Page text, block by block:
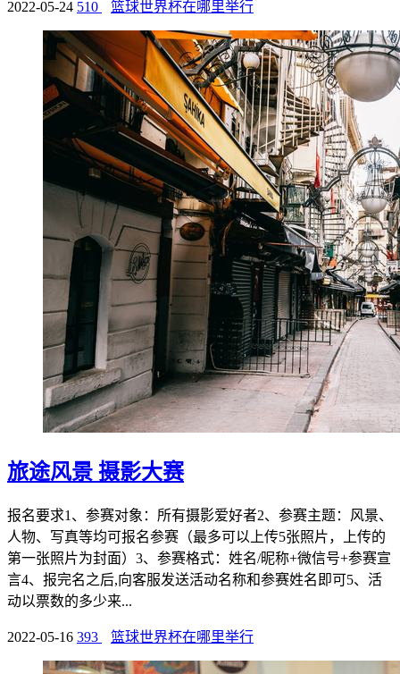
2022-05-24 510 篮球世界杯在哪里举行
旅途风景 摄影大赛
报名要求1、参赛对象：所有摄影爱好者2、参赛主题：风景、
人物、写真等均可报名参赛（最多可以上传5张照片，上传的
第一张照片为封面）3、参赛格式：姓名/昵称+微信号+参赛宣
言4、报完名之后,向客服发送活动名称和参赛姓名即可5、活
动以票数的多少来...
2022-05-16 393 篮球世界杯在哪里举行